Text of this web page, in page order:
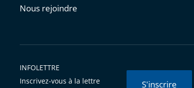
Nous rejoindre
INFOLETTRE
Inscrivez-vous à la lettre
S'inscrire